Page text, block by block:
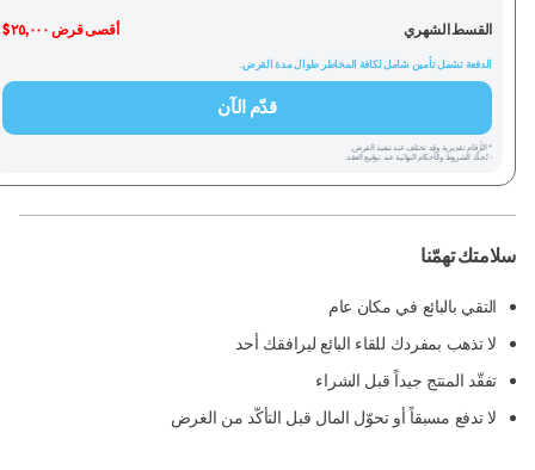
القسط الشهري أقصى قرض ٢٥,٠٠٠ $
الدفعة تشمل تأمين شامل لكافة المخاطر طوال مدة القرض.
قدّم الآن
* الأرقام تقديرية وقد تختلف عند تنفيذ القرض.
- تُحدَّد الشروط والأحكام النهائية عند توقيع العقد.
سلامتك تهمّنا
التقي بالبائع في مكان عام
لا تذهب بمفردك للقاء البائع ليرافقك أحد
تفقّد المنتج جيداً قبل الشراء
لا تدفع مسبقاً أو تحوّل المال قبل التأكّد من الغرض